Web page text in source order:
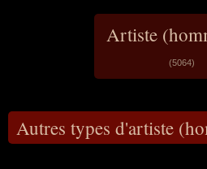
Artiste
(5064)
Autres types d'artiste